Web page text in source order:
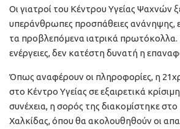
Οι γιατροί του Κέντρου Υγείας Ψαχνών
υπεράνθρωπες προσπάθειες ανάνηψης,
τα προβλεπόμενα ιατρικά πρωτόκολλα.
ενέργειες, δεν κατέστη δυνατή η
Όπως αναφέρουν οι πληροφορίες, η
στο Κέντρο Υγείας σε εξαιρετικά
συνέχεια, η σορός της διακομίστηκε
Χαλκίδας, όπου θα ακολουθηθούν οι